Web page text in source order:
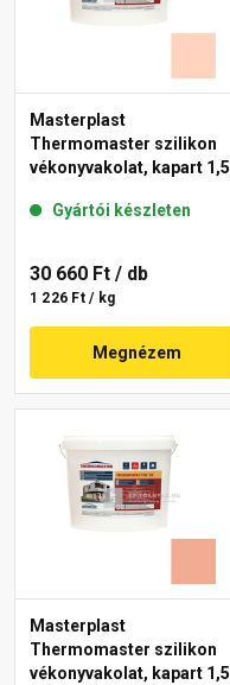
Masterplast
Thermomaster szilikon
vékonyvakolat, kapart 1,5
Gyártói készleten
30 660 Ft / db
1 226 Ft / kg
Megnézem
Masterplast
Thermomaster szilikon
vékonyvakolat, kapart 1,5